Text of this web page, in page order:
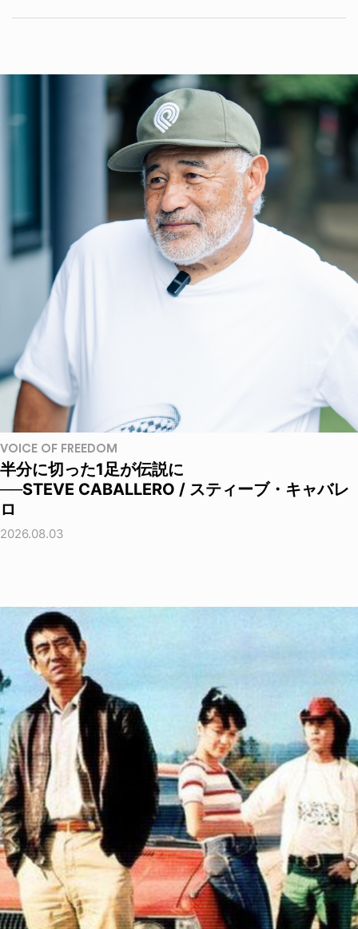
VOICE OF FREEDOM
半分に切った1足が伝説に
──STEVE CABALLERO / スティーブ・キャバレ
ロ
2026.08.03